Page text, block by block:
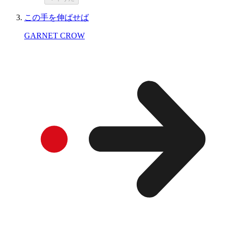
この手を伸ばせば
GARNET CROW